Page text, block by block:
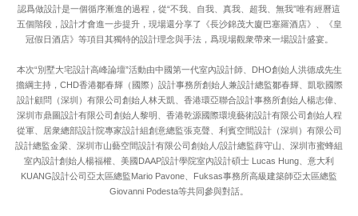
認爲做設計是一個循序漸進的過程，從“不我、自我、真我、超我、無我”唯有經曆這
五個階段，設計才會進一步提升，現場還分享了《長沙錦茂大廈巴塞羅酒店》、《皇
冠假日酒店》等項目其獨特的設計理念與手法，爲現場觀衆帶來一場設計盛宴。
本次“別墅大宅設計高峰論壇”活動由中國第一代室內設計師、DHO創始人洪德成先生
擔綱主持，CHD香港鄒春輝（國際）設計事務所創始人兼設計總監鄒春輝、凱歌國際
設計顧問（深圳）有限公司創始人林天凱、香港環亞聯合設計事務所創始人楊志偉、
深圳市鼎圖設計有限公司創始人黎明、香港乾源國際環境藝術設計有限公司創始人程
從軍、居衆總部設計院專家設計組創意總監張克聲、利賓空間設計（深圳）有限公司
設計總監金梁、深圳市山藝空間設計有限公司創始人/設計總監薛守山、深圳市蜜蜂組
室內設計創始人楊福權、美國DAAP設計學院室內設計碩士 Lucas Hung、意大利
KUANG設計公司亞太區總監Mario Pavone、Fuksas事務所高級建築師亞太區總監
Giovanni Podesta等共同參與對話。